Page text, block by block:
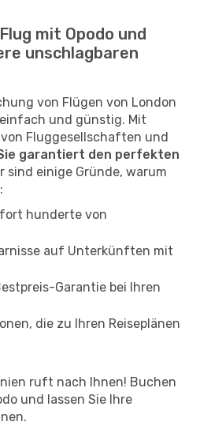
mit Opodo und
unschlagbaren
von Flügen von London
und günstig. Mit
Fluggesellschaften und
garantiert den perfekten
sind einige Gründe, warum
hunderte von
auf Unterkünften mit
Garantie bei Ihren
die zu Ihren Reiseplänen
ruft nach Ihnen! Buchen
und lassen Sie Ihre